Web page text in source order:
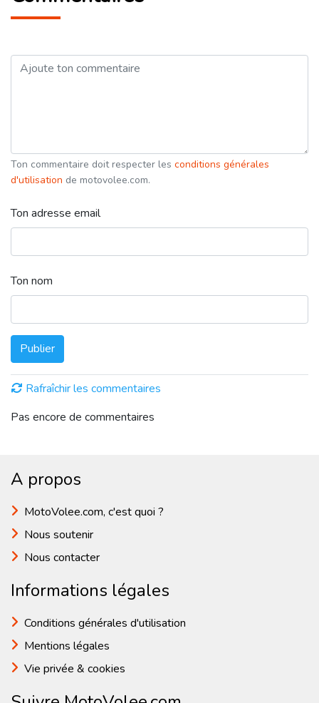
Ton commentaire doit respecter les conditions générales
d'utilisation de motovolee.com.
Ton adresse email
Ton nom
Publier
Rafraîchir les commentaires
Pas encore de commentaires
A propos
MotoVolee.com, c'est quoi ?
Nous soutenir
Nous contacter
Informations légales
Conditions générales d'utilisation
Mentions légales
Vie privée & cookies